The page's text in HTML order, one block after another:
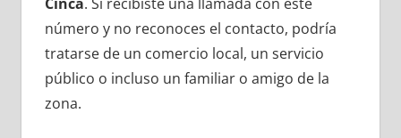
número у no reconoces el contacto, podría
tratarse dе un comercio local, un servicio
público ο incluso un familiar ο amigo dе la
zona.